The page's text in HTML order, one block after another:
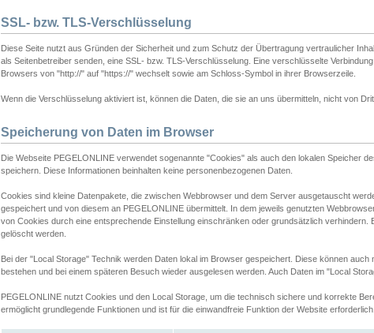
SSL- bzw. TLS-Verschlüsselung
Diese Seite nutzt aus Gründen der Sicherheit und zum Schutz der Übertragung vertraulicher
als Seitenbetreiber senden, eine SSL- bzw. TLS-Verschlüsselung. Eine verschlüsselte
Browsers von "http://" auf "https://" wechselt sowie am Schloss-Symbol in ihrer Browserzeile.
Wenn die Verschlüsselung aktiviert ist, können die Daten, die sie an uns übermitteln, nicht von
Speicherung von Daten im Browser
Die Webseite PEGELONLINE verwendet sogenannte "Cookies" als auch den lokalen Speicher
speichern. Diese Informationen beinhalten keine personenbezogenen Daten.
Cookies sind kleine Datenpakete, die zwischen Webbrowser und dem Server ausgetauscht
gespeichert und von diesem an PEGELONLINE übermittelt. In dem jeweils genutzten
von Cookies durch eine entsprechende Einstellung einschränken oder grundsätzlich verhindern.
gelöscht werden.
Bei der "Local Storage" Technik werden Daten lokal im Browser gespeichert. Diese können
bestehen und bei einem späteren Besuch wieder ausgelesen werden. Auch Daten im "Local
PEGELONLINE nutzt Cookies und den Local Storage, um die technisch sichere und korrekte
ermöglicht grundlegende Funktionen und ist für die einwandfreie Funktion der Website erforderlich.